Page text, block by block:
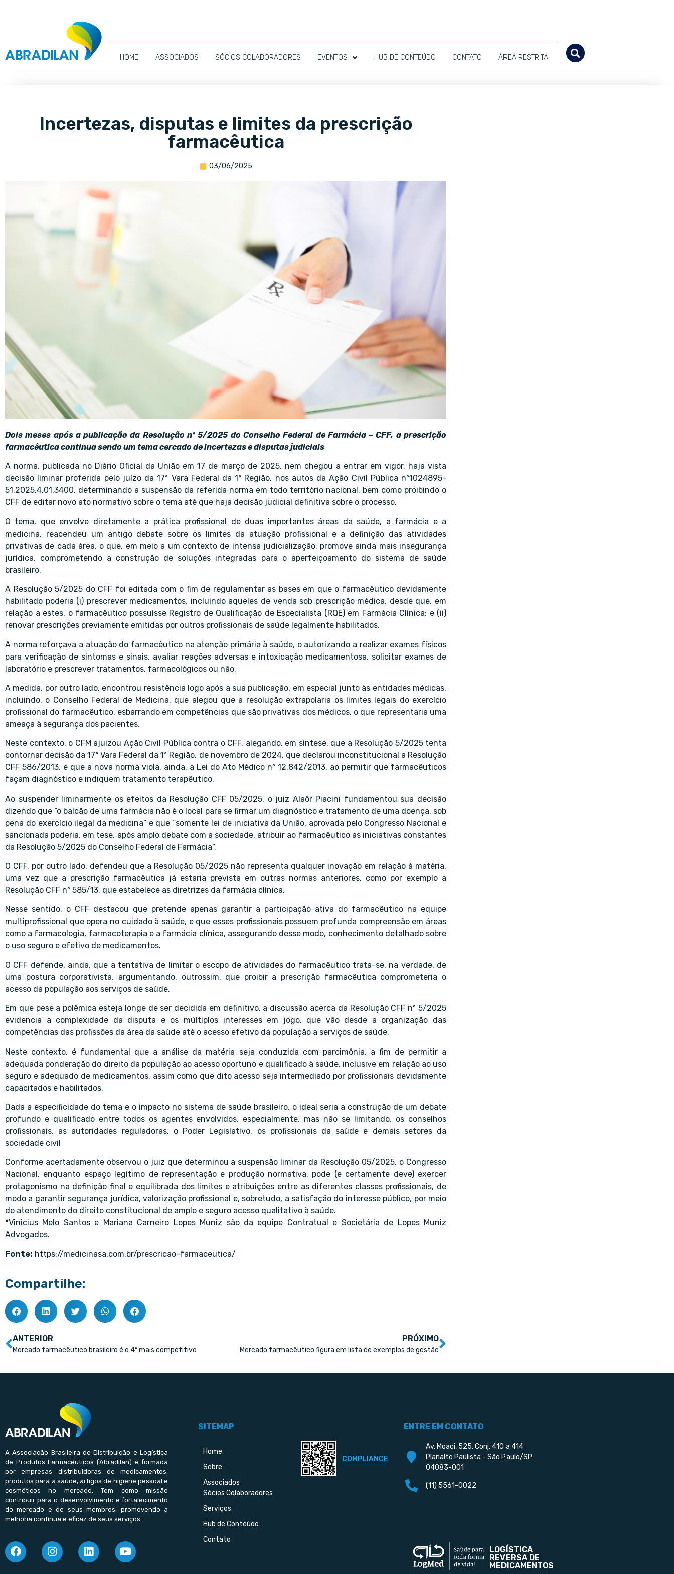
HOME ASSOCIADOS SÓCIOS COLABORADORES EVENTOS HUB DE CONTEÚDO CONTATO ÁREA RESTRITA
Incertezas, disputas e limites da prescrição
farmacêutica
03/06/2025
Dois meses após a publicação da Resolução nº 5/2025 do Conselho Federal de Farmácia – CFF, a prescrição
farmacêutica continua sendo um tema cercado de incertezas e disputas judiciais
A norma, publicada no Diário Oficial da União em 17 de março de 2025, nem chegou a entrar em vigor, haja vista
decisão liminar proferida pelo juízo da 17ª Vara Federal da 1ª Região, nos autos da Ação Civil Pública nº1024895-
51.2025.4.01.3400, determinando a suspensão da referida norma em todo território nacional, bem como proibindo o
CFF de editar novo ato normativo sobre o tema até que haja decisão judicial definitiva sobre o processo.
O tema, que envolve diretamente a prática profissional de duas importantes áreas da saúde, a farmácia e a
medicina, reacendeu um antigo debate sobre os limites da atuação profissional e a definição das atividades
privativas de cada área, o que, em meio a um contexto de intensa judicialização, promove ainda mais insegurança
jurídica, comprometendo a construção de soluções integradas para o aperfeiçoamento do sistema de saúde
brasileiro.
A Resolução 5/2025 do CFF foi editada com o fim de regulamentar as bases em que o farmacêutico devidamente
habilitado poderia (i) prescrever medicamentos, incluindo aqueles de venda sob prescrição médica, desde que, em
relação a estes, o farmacêutico possuísse Registro de Qualificação de Especialista (RQE) em Farmácia Clínica; e (ii)
renovar prescrições previamente emitidas por outros profissionais de saúde legalmente habilitados.
A norma reforçava a atuação do farmacêutico na atenção primária à saúde, o autorizando a realizar exames físicos
para verificação de sintomas e sinais, avaliar reações adversas e intoxicação medicamentosa, solicitar exames de
laboratório e prescrever tratamentos, farmacológicos ou não.
A medida, por outro lado, encontrou resistência logo após a sua publicação, em especial junto às entidades médicas,
incluindo, o Conselho Federal de Medicina, que alegou que a resolução extrapolaria os limites legais do exercício
profissional do farmacêutico, esbarrando em competências que são privativas dos médicos, o que representaria uma
ameaça à segurança dos pacientes.
Neste contexto, o CFM ajuizou Ação Civil Pública contra o CFF, alegando, em síntese, que a Resolução 5/2025 tenta
contornar decisão da 17ª Vara Federal da 1ª Região, de novembro de 2024, que declarou inconstitucional a Resolução
CFF 586/2013, e que a nova norma viola, ainda, a Lei do Ato Médico nº 12.842/2013, ao permitir que farmacêuticos
façam diagnóstico e indiquem tratamento terapêutico.
Ao suspender liminarmente os efeitos da Resolução CFF 05/2025, o juiz Alaôr Piacini fundamentou sua decisão
dizendo que “o balcão de uma farmácia não é o local para se firmar um diagnóstico e tratamento de uma doença, sob
pena do exercício ilegal da medicina” e que “somente lei de iniciativa da União, aprovada pelo Congresso Nacional e
sancionada poderia, em tese, após amplo debate com a sociedade, atribuir ao farmacêutico as iniciativas constantes
da Resolução 5/2025 do Conselho Federal de Farmácia”.
O CFF, por outro lado, defendeu que a Resolução 05/2025 não representa qualquer inovação em relação à matéria,
uma vez que a prescrição farmacêutica já estaria prevista em outras normas anteriores, como por exemplo a
Resolução CFF nº 585/13, que estabelece as diretrizes da farmácia clínica.
Nesse sentido, o CFF destacou que pretende apenas garantir a participação ativa do farmacêutico na equipe
multiprofissional que opera no cuidado à saúde, e que esses profissionais possuem profunda compreensão em áreas
como a farmacologia, farmacoterapia e a farmácia clínica, assegurando desse modo, conhecimento detalhado sobre
o uso seguro e efetivo de medicamentos.
O CFF defende, ainda, que a tentativa de limitar o escopo de atividades do farmacêutico trata-se, na verdade, de
uma postura corporativista, argumentando, outrossim, que proibir a prescrição farmacêutica comprometeria o
acesso da população aos serviços de saúde.
Em que pese a polêmica esteja longe de ser decidida em definitivo, a discussão acerca da Resolução CFF nº 5/2025
evidencia a complexidade da disputa e os múltiplos interesses em jogo, que vão desde a organização das
competências das profissões da área da saúde até o acesso efetivo da população a serviços de saúde.
Neste contexto, é fundamental que a análise da matéria seja conduzida com parcimônia, a fim de permitir a
adequada ponderação do direito da população ao acesso oportuno e qualificado à saúde, inclusive em relação ao uso
seguro e adequado de medicamentos, assim como que dito acesso seja intermediado por profissionais devidamente
capacitados e habilitados.
Dada a especificidade do tema e o impacto no sistema de saúde brasileiro, o ideal seria a construção de um debate
profundo e qualificado entre todos os agentes envolvidos, especialmente, mas não se limitando, os conselhos
profissionais, as autoridades reguladoras, o Poder Legislativo, os profissionais da saúde e demais setores da
sociedade civil
Conforme acertadamente observou o juiz que determinou a suspensão liminar da Resolução 05/2025, o Congresso
Nacional, enquanto espaço legítimo de representação e produção normativa, pode (e certamente deve) exercer
protagonismo na definição final e equilibrada dos limites e atribuições entre as diferentes classes profissionais, de
modo a garantir segurança jurídica, valorização profissional e, sobretudo, a satisfação do interesse público, por meio
do atendimento do direito constitucional de amplo e seguro acesso qualitativo à saúde.
*Vinicius Melo Santos e Mariana Carneiro Lopes Muniz são da equipe Contratual e Societária de Lopes Muniz
Advogados.
Fonte: https://medicinasa.com.br/prescricao-farmaceutica/
Compartilhe:
ANTERIOR
Mercado farmacêutico brasileiro é o 4º mais competitivo
PRÓXIMO
Mercado farmacêutico figura em lista de exemplos de gestão
A Associação Brasileira de Distribuição e Logística
de Produtos Farmacêuticos (Abradilan) é formada
por empresas distribuidoras de medicamentos,
produtos para a saúde, artigos de higiene pessoal e
cosméticos no mercado. Tem como missão
contribuir para o desenvolvimento e fortalecimento
do mercado e de seus membros, promovendo a
melhoria contínua e eficaz de seus serviços.
SITEMAP
Home
Sobre
Associados
Sócios Colaboradores
Serviços
Hub de Conteúdo
Contato
COMPLIANCE
ENTRE EM CONTATO
Av. Moaci, 525, Conj. 410 a 414
Planalto Paulista - São Paulo/SP
04083-001
(11) 5561-0022
LOGÍSTICA
REVERSA DE
MEDICAMENTOS